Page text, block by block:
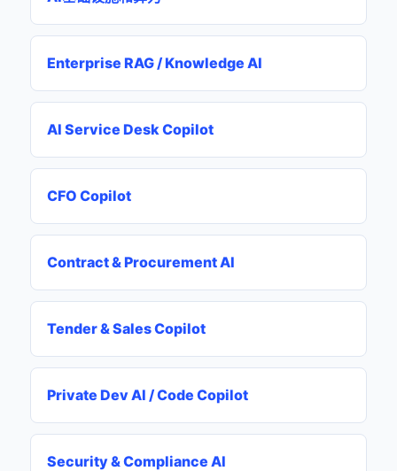
Enterprise RAG / Knowledge AI
AI Service Desk Copilot
CFO Copilot
Contract & Procurement AI
Tender & Sales Copilot
Private Dev AI / Code Copilot
Security & Compliance AI